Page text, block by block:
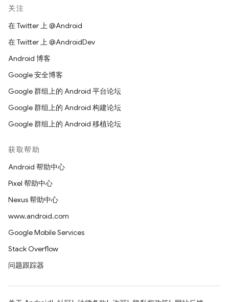
关注
在 Twitter 上 @Android
在 Twitter 上 @AndroidDev
Android 博客
Google 安全博客
Google 群组上的 Android 平台论坛
Google 群组上的 Android 构建论坛
Google 群组上的 Android 移植论坛
获取帮助
Android 帮助中心
Pixel 帮助中心
Nexus 帮助中心
www.android.com
Google Mobile Services
Stack Overflow
问题跟踪器